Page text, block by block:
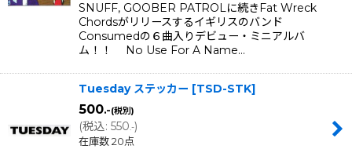
SNUFF, GOOBER PATROLに続きFat Wreck
Chordsがリリースするイギリスのバンド
Consumedの６曲入りデビュー・ミニアルバ
ム！！ No Use For A Name…
Tuesday ステッカー [TSD-STK]
500.-(税別)
(税込: 550.-)
在庫数 20点